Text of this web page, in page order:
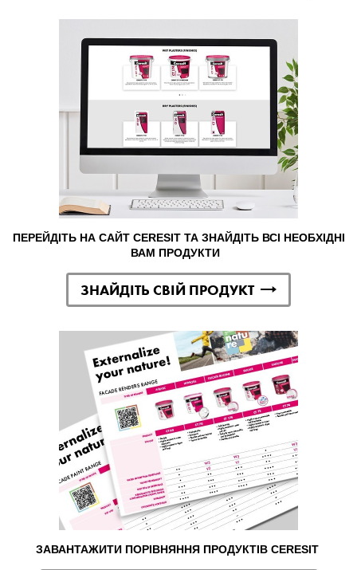
ПЕРЕЙДІТЬ НА САЙТ CERESIT ТА ЗНАЙДІТЬ ВСІ НЕОБХІДНІ
ВАМ ПРОДУКТИ
ЗНАЙДІТЬ СВІЙ ПРОДУКТ
ЗАВАНТАЖИТИ ПОРІВНЯННЯ ПРОДУКТІВ CERESIT